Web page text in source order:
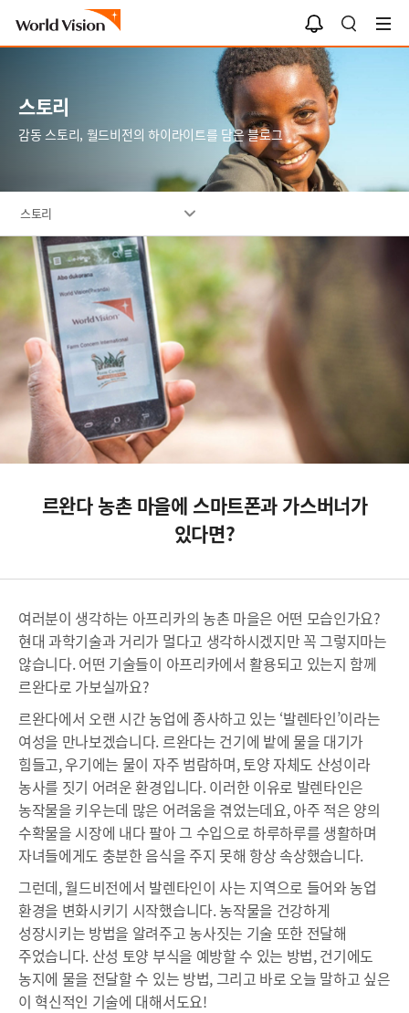
검
색
알
림
함
스토리
감동 스토리, 월드비전의 하이라이트를 담은 블로그
스토리
이
미
지
설
명
르완다 농촌 마을에 스마트폰과 가스버너가
있다면?
여러분이 생각하는 아프리카의 농촌 마을은 어떤 모습인가요?
현대 과학기술과 거리가 멀다고 생각하시겠지만 꼭 그렇지마는
않습니다. 어떤 기술들이 아프리카에서 활용되고 있는지 함께
르완다로 가보실까요?
르완다에서 오랜 시간 농업에 종사하고 있는 ‘발렌타인’이라는
여성을 만나보겠습니다. 르완다는 건기에 밭에 물을 대기가
힘들고, 우기에는 물이 자주 범람하며, 토양 자체도 산성이라
농사를 짓기 어려운 환경입니다. 이러한 이유로 발렌타인은
농작물을 키우는데 많은 어려움을 겪었는데요, 아주 적은 양의
수확물을 시장에 내다 팔아 그 수입으로 하루하루를 생활하며
자녀들에게도 충분한 음식을 주지 못해 항상 속상했습니다.
그런데, 월드비전에서 발렌타인이 사는 지역으로 들어와 농업
환경을 변화시키기 시작했습니다. 농작물을 건강하게
성장시키는 방법을 알려주고 농사짓는 기술 또한 전달해
주었습니다. 산성 토양 부식을 예방할 수 있는 방법, 건기에도
농지에 물을 전달할 수 있는 방법, 그리고 바로 오늘 말하고 싶은
이 혁신적인 기술에 대해서도요!